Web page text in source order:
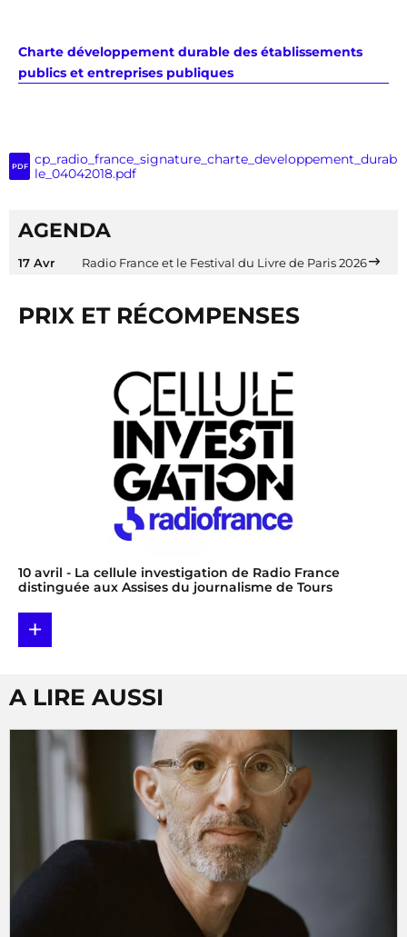
Charte développement durable des établissements
publics et entreprises publiques
PDF
cp_radio_france_signature_charte_developpement_durab
le_04042018.pdf
AGENDA
17 Avr Radio France et le Festival du Livre de Paris 2026
PRIX ET RÉCOMPENSES
10 avril - La cellule investigation de Radio France
distinguée aux Assises du journalisme de Tours
+
A LIRE AUSSI